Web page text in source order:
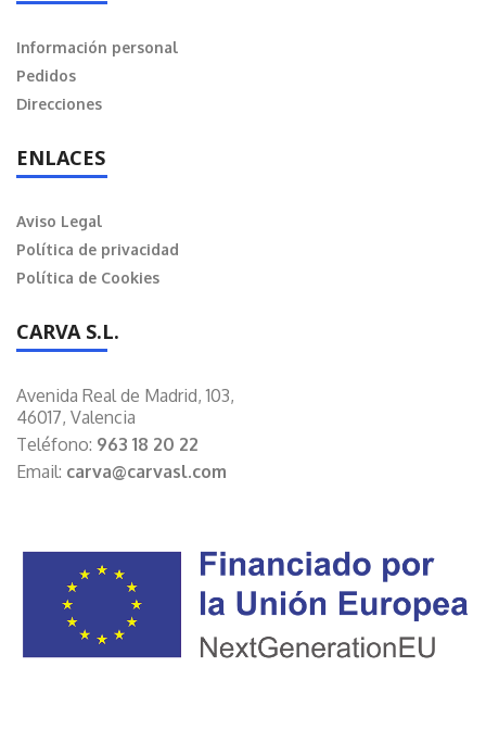
Información personal
Pedidos
Direcciones
ENLACES
Aviso Legal
Política de privacidad
Política de Cookies
CARVA S.L.
Avenida Real de Madrid, 103,
46017, Valencia
Teléfono: 963 18 20 22
Email: carva@carvasl.com